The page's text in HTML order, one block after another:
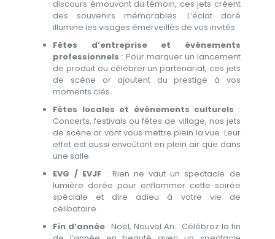
discours émouvant du témoin, ces jets créent
des souvenirs mémorables. L’éclat doré
illumine les visages émerveillés de vos invités.
Fêtes d’entreprise et événements
professionnels : Pour marquer un lancement
de produit ou célébrer un partenariat, ces jets
de scène or ajoutent du prestige à vos
moments clés.
Fêtes locales et événements culturels :
Concerts, festivals ou fêtes de village, nos jets
de scène or vont vous mettre plein la vue. Leur
effet est aussi envoûtant en plein air que dans
une salle.
EVG / EVJF : Rien ne vaut un spectacle de
lumière dorée pour enflammer cette soirée
spéciale et dire adieu à votre vie de
célibataire.
Fin d’année : Noël, Nouvel An… Célébrez la fin